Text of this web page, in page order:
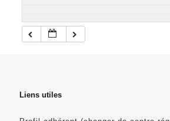
Liens utiles